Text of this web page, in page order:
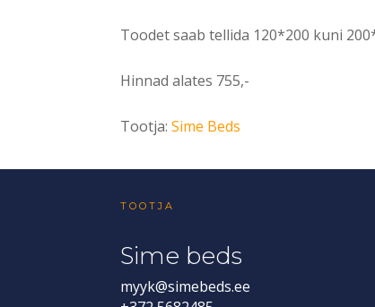
Toodet saab tellida 120*200 kuni
Hinnad alates 755,-
Tootja:Sime Beds
TOOTJA
Sime beds
myyk@simebeds.ee